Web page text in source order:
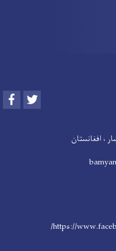
Facebook
، افغانستان
https://